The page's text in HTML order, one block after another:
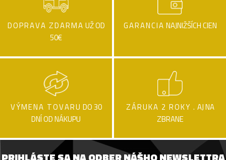
DOPRAVA ZDARMA UŽ OD
50€
GARANCIA NAJNIŽŠÍCH CIEN
VÝMENA TOVARU DO 30
DNÍ OD NÁKUPU
ZÁRUKA 2 ROKY . AJ NA
ZBRANE